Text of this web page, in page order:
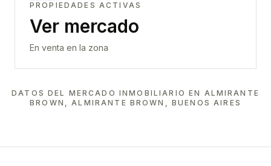
PROPIEDADES ACTIVAS
Ver mercado
En venta en la zona
DATOS DEL MERCADO INMOBILIARIO EN ALMIRANTE
BROWN, ALMIRANTE BROWN, BUENOS AIRES